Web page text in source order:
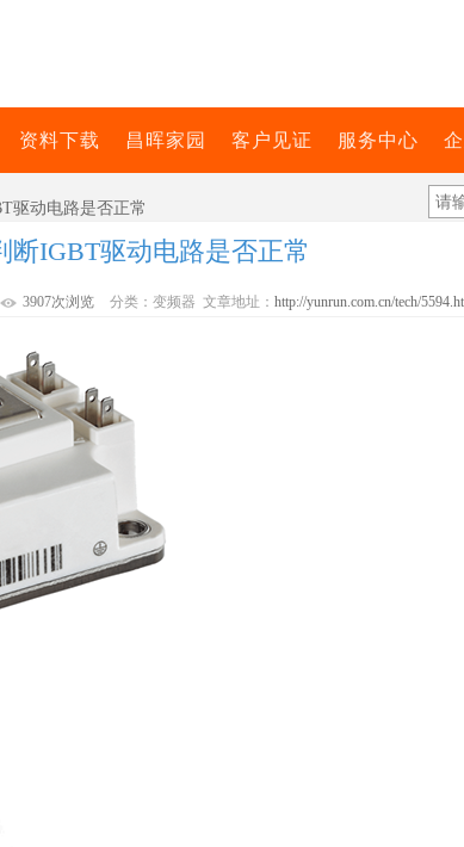
资料下载 昌晖家园 客户见证 服务中心
驱动电路是否正常
断IGBT驱动电路是否正常
3907次浏览 分类：变频器 文章地址： http://yunrun.com.cn/tech/